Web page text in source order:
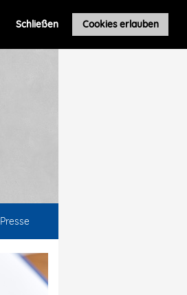
Schließen Cookies erlauben
Presse